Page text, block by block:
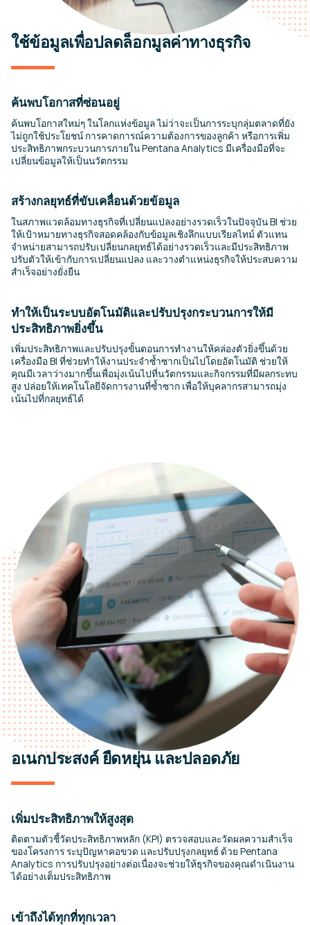
ใช้ข้อมูลเพื่อปลดล็อกมูลค่าทางธุรกิจ
ค้นพบโอกาสที่ซ่อนอยู่
ค้นพบโอกาสใหม่ๆ ในโลกแห่งข้อมูล ไม่ว่าจะเป็นการระบุกลุ่มตลาดที่ยัง
ไม่ถูกใช้ประโยชน์ การคาดการณ์ความต้องการของลูกค้า หรือการเพิ่ม
ประสิทธิภาพกระบวนการภายใน Pentana Analytics มีเครื่องมือที่จะ
เปลี่ยนข้อมูลให้เป็นนวัตกรรม
สร้างกลยุทธ์ที่ขับเคลื่อนด้วยข้อมูล
ในสภาพแวดล้อมทางธุรกิจที่เปลี่ยนแปลงอย่างรวดเร็วในปัจจุบัน BI ช่วย
ให้เป้าหมายทางธุรกิจสอดคล้องกับข้อมูลเชิงลึกแบบเรียลไทม์ ตัวแทน
จำหน่ายสามารถปรับเปลี่ยนกลยุทธ์ได้อย่างรวดเร็วและมีประสิทธิภาพ
ปรับตัวให้เข้ากับการเปลี่ยนแปลง และวางตำแหน่งธุรกิจให้ประสบความ
สำเร็จอย่างยั่งยืน
ทำให้เป็นระบบอัตโนมัติและปรับปรุงกระบวนการให้มี
ประสิทธิภาพยิ่งขึ้น
เพิ่มประสิทธิภาพและปรับปรุงขั้นตอนการทำงานให้คล่องตัวยิ่งขึ้นด้วย
เครื่องมือ BI ที่ช่วยทำให้งานประจำซ้ำซากเป็นไปโดยอัตโนมัติ ช่วยให้
คุณมีเวลาว่างมากขึ้นเพื่อมุ่งเน้นไปที่นวัตกรรมและกิจกรรมที่มีผลกระทบ
สูง ปล่อยให้เทคโนโลยีจัดการงานที่ซ้ำซาก เพื่อให้บุคลากรสามารถมุ่ง
เน้นไปที่กลยุทธ์ได้
อเนกประสงค์ ยืดหยุ่น และปลอดภัย
เพิ่มประสิทธิภาพให้สูงสุด
ติดตามตัวชี้วัดประสิทธิภาพหลัก (KPI) ตรวจสอบและวัดผลความสำเร็จ
ของโครงการ ระบุปัญหาคอขวด และปรับปรุงกลยุทธ์ ด้วย Pentana
Analytics การปรับปรุงอย่างต่อเนื่องจะช่วยให้ธุรกิจของคุณดำเนินงาน
ได้อย่างเต็มประสิทธิภาพ
เข้าถึงได้ทุกที่ทุกเวลา